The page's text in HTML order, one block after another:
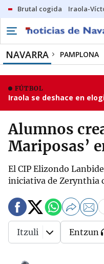
Brutal cogida Iraola-
NAVARRA PAMPLONA
FÚTBOL
Iraola se deshace en
Alumnos
Mariposas’
El CIP Elizondo
iniciativa de Zerynthia
Itzuli Entzun